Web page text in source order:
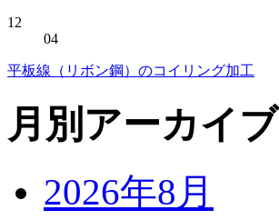
12
04
平板線（リボン鋼）のコイリング加工
月別アーカイブ
2026年8月